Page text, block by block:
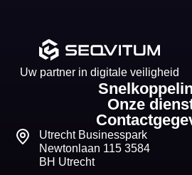
Uw partner in digitale veiligheid
Onze
Utrecht Businesspark
Newtonlaan 115 3584
BH Utrecht